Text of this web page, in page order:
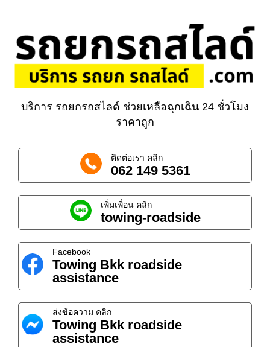
บริการ รถยกรถสไลด์ ช่วยเหลือฉุกเฉิน 24 ชั่วโมง
ราคาถูก
ติดต่อเรา คลิก
062 149 5361
เพิ่มเพื่อน คลิก
towing-roadside
Facebook
Towing Bkk roadside
assistance
ส่งข้อความ คลิก
Towing Bkk roadside
assistance